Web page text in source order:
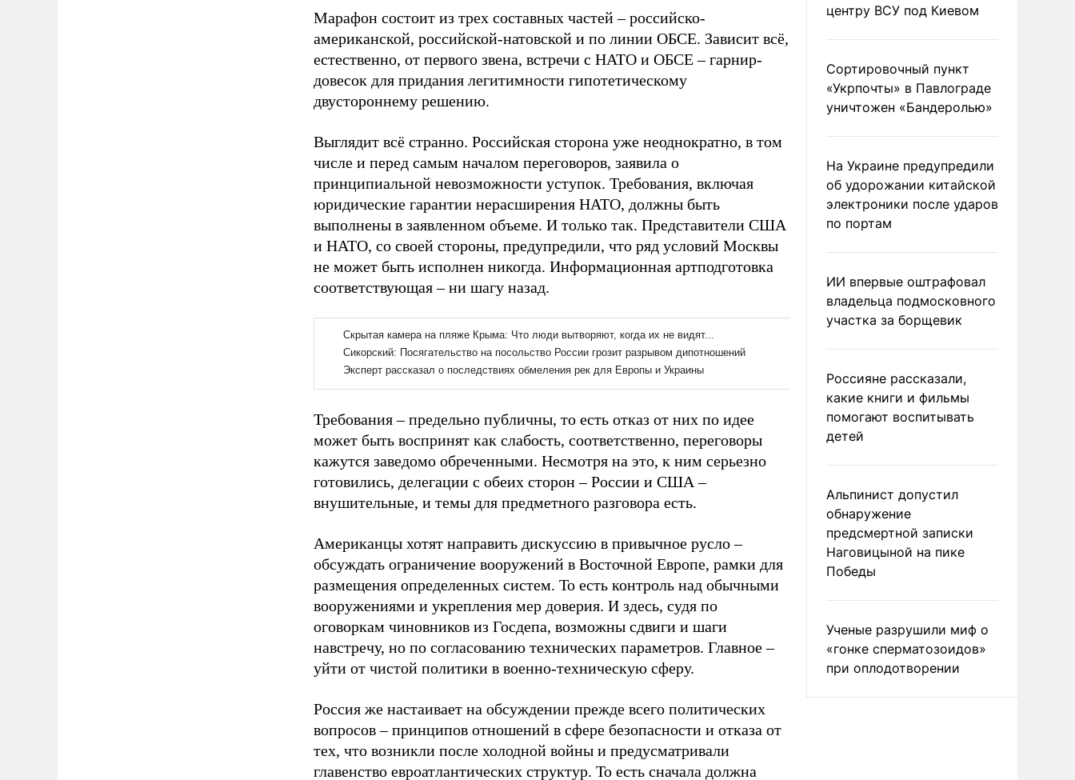
Марафон состоит из трех составных частей – российско-
американской, российской-натовской и по линии ОБСЕ. Зависит всё,
естественно, от первого звена, встречи с НАТО и ОБСЕ – гарнир-
довесок для придания легитимности гипотетическому
двустороннему решению.
Выглядит всё странно. Российская сторона уже неоднократно, в том
числе и перед самым началом переговоров, заявила о
принципиальной невозможности уступок. Требования, включая
юридические гарантии нерасширения НАТО, должны быть
выполнены в заявленном объеме. И только так. Представители США
и НАТО, со своей стороны, предупредили, что ряд условий Москвы
не может быть исполнен никогда. Информационная артподготовка
соответствующая – ни шагу назад.
Требования – предельно публичны, то есть отказ от них по идее
может быть воспринят как слабость, соответственно, переговоры
кажутся заведомо обреченными. Несмотря на это, к ним серьезно
готовились, делегации с обеих сторон – России и США –
внушительные, и темы для предметного разговора есть.
Американцы хотят направить дискуссию в привычное русло –
обсуждать ограничение вооружений в Восточной Европе, рамки для
размещения определенных систем. То есть контроль над обычными
вооружениями и укрепления мер доверия. И здесь, судя по
оговоркам чиновников из Госдепа, возможны сдвиги и шаги
навстречу, но по согласованию технических параметров. Главное –
уйти от чистой политики в военно-техническую сферу.
Россия же настаивает на обсуждении прежде всего политических
вопросов – принципов отношений в сфере безопасности и отказа от
тех, что возникли после холодной войны и предусматривали
главенство евроатлантических структур. То есть сначала должна
центру ВСУ под Киевом
Сортировочный пункт
«Укрпочты» в Павлограде
уничтожен «Бандеролью»
На Украине предупредили
об удорожании китайской
электроники после ударов
по портам
ИИ впервые оштрафовал
владельца подмосковного
участка за борщевик
Россияне рассказали,
какие книги и фильмы
помогают воспитывать
детей
Альпинист допустил
обнаружение
предсмертной записки
Наговицыной на пике
Победы
Ученые разрушили миф о
«гонке сперматозоидов»
при оплодотворении